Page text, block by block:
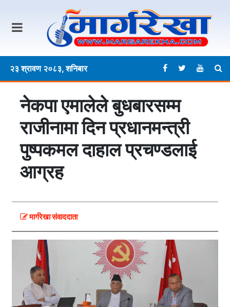
२३ श्रावण २०८३, शनिबार
नेकपा एमालेले बुधबारसम्म
राजीनामा दिन प्रधानमन्त्री
पुष्पकमल दाहाल प्रचण्डलाई
आग्रह
मार्गरेखा संवाददाता